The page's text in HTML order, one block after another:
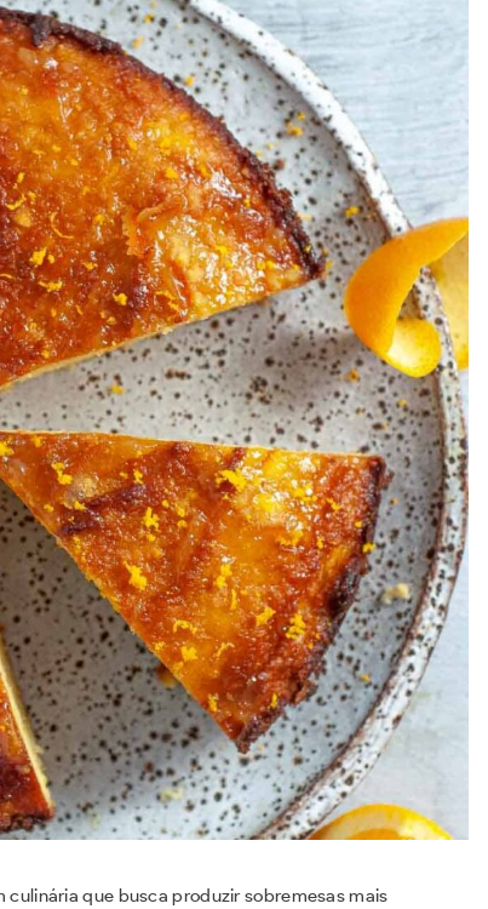
culinária que busca produzir sobremesas mais